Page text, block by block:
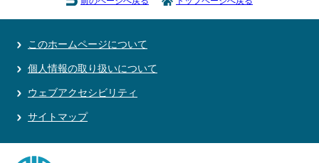
このホームページについて
個人情報の取り扱いについて
ウェブアクセシビリティ
サイトマップ